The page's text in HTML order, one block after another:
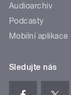
Audioarchiv
Podcasty
Mobilní aplikace
Sledujte nás